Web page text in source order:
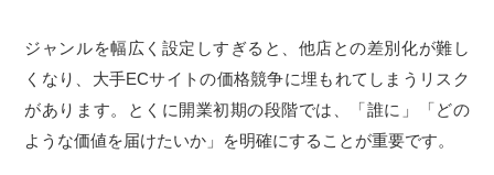
ジャンルを幅広く設定しすぎると、他店との差別化が難し
くなり、大手ECサイトの価格競争に埋もれてしまうリスク
があります。とくに開業初期の段階では、「誰に」「どの
ような価値を届けたいか」を明確にすることが重要です。